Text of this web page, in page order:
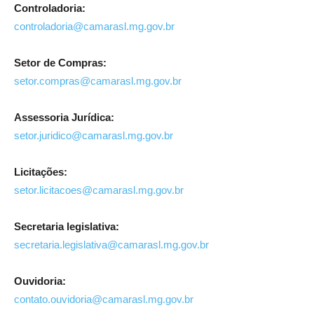
Controladoria:
controladoria@camarasl.mg.gov.br
Setor de Compras:
setor.compras@camarasl.mg.gov.br
Assessoria Jurídica:
setor.juridico@camarasl.mg.gov.br
Licitações:
setor.licitacoes@camarasl.mg.gov.br
Secretaria legislativa:
secretaria.legislativa@camarasl.mg.gov.br
Ouvidoria:
contato.ouvidoria@camarasl.mg.gov.br